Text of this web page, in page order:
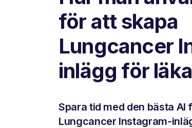
för att skapa
Lungcancer
inlägg för
Spara tid med den bästa
Lungcancer Instagram-